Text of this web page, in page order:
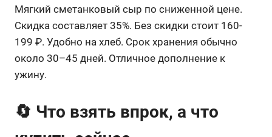
Мягкий сметанковый сыр по сниженной цене.
Скидка составляет 35%. Без скидки стоит 160-
199 ₽. Удобно на хлеб. Срок хранения обычно
около 30–45 дней. Отличное дополнение к
ужину.
🔄 Что взять впрок, а что